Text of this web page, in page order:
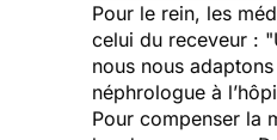
Pour le rein, les
celui du receveur : "
nous nous
néphrologue à
Pour compenser la